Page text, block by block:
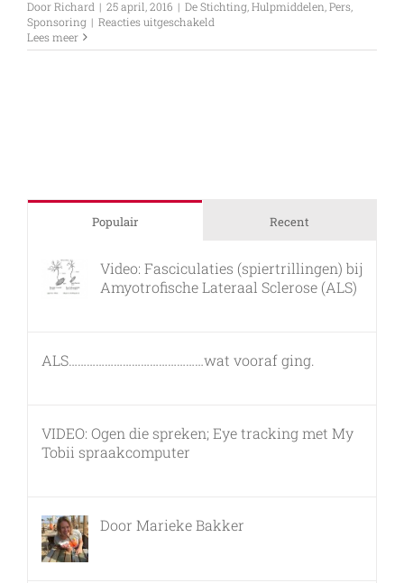
DoorRichard | 25 april, 2016 | De Stichting Hulpmiddelen Pers
Sponsoring | Reacties uitgeschakeld
Casino
Lees meer
Populair Recent
Video: Fasciculaties (spiertrillingen) bij
Amyotrofische Lateraal Sclerose (ALS)
ALS………………………………………wat vooraf ging.
VIDEO: Ogen die spreken; Eye tracking met My
Tobii spraakcomputer
Door Marieke Bakker